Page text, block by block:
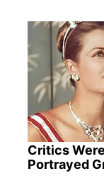
Critics
Portrayed